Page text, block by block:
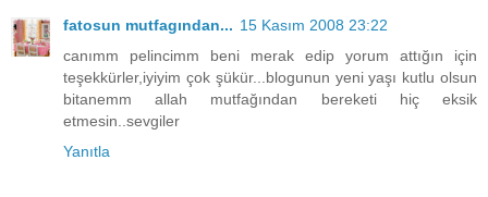
fatosun mutfagından... 15 Kasım 2008 23:22
canımm pelincimm beni merak edip yorum attığın için
teşekkürler,iyiyim çok şükür...blogunun yeni yaşı kutlu olsun
bitanemm allah mutfağından bereketi hiç eksik
etmesin..sevgiler
Yanıtla